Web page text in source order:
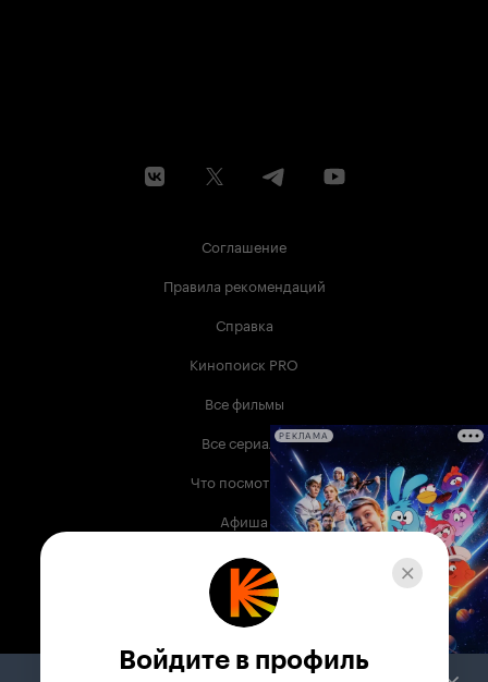
Соглашение
Правила рекомендаций
Справка
Кинопоиск PRO
Все фильмы
Все сериалы
Что посмотреть
Афиша
Музыка
Телепрограмма
Служба поддержки
РЕКЛАМА
Войдите в профиль